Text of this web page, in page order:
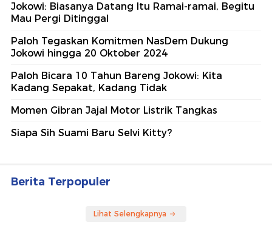
Jokowi: Biasanya Datang Itu Ramai-ramai, Begitu
Mau Pergi Ditinggal
Paloh Tegaskan Komitmen NasDem Dukung
Jokowi hingga 20 Oktober 2024
Paloh Bicara 10 Tahun Bareng Jokowi: Kita
Kadang Sepakat, Kadang Tidak
Momen Gibran Jajal Motor Listrik Tangkas
Siapa Sih Suami Baru Selvi Kitty?
Berita Terpopuler
Lihat Selengkapnya